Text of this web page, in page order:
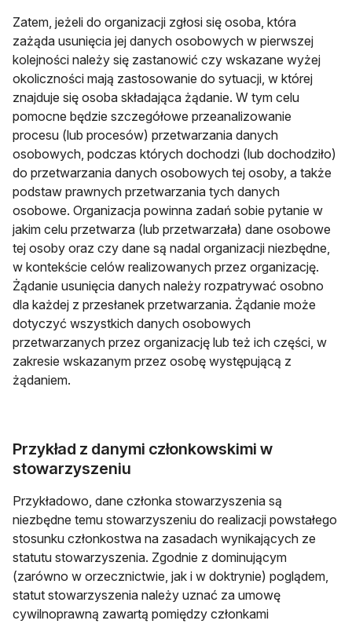
Zatem, jeżeli do organizacji zgłosi się osoba, która
zażąda usunięcia jej danych osobowych w pierwszej
kolejności należy się zastanowić czy wskazane wyżej
okoliczności mają zastosowanie do sytuacji, w której
znajduje się osoba składająca żądanie. W tym celu
pomocne będzie szczegółowe przeanalizowanie
procesu (lub procesów) przetwarzania danych
osobowych, podczas których dochodzi (lub dochodziło)
do przetwarzania danych osobowych tej osoby, a także
podstaw prawnych przetwarzania tych danych
osobowe. Organizacja powinna zadań sobie pytanie w
jakim celu przetwarza (lub przetwarzała) dane osobowe
tej osoby oraz czy dane są nadal organizacji niezbędne,
w kontekście celów realizowanych przez organizację.
Żądanie usunięcia danych należy rozpatrywać osobno
dla każdej z przesłanek przetwarzania. Żądanie może
dotyczyć wszystkich danych osobowych
przetwarzanych przez organizację lub też ich części, w
zakresie wskazanym przez osobę występującą z
żądaniem.
Przykład z danymi członkowskimi w
stowarzyszeniu
Przykładowo, dane członka stowarzyszenia są
niezbędne temu stowarzyszeniu do realizacji powstałego
stosunku członkostwa na zasadach wynikających ze
statutu stowarzyszenia. Zgodnie z dominującym
(zarówno w orzecznictwie, jak i w doktrynie) poglądem,
statut stowarzyszenia należy uznać za umowę
cywilnoprawną zawartą pomiędzy członkami